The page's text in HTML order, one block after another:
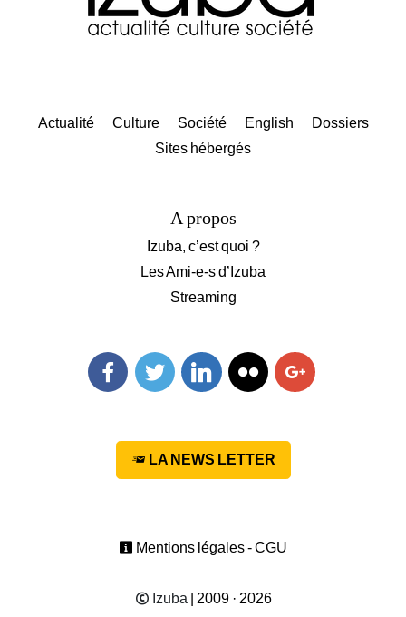
Actualité Culture Société English
Dossiers
Sites hébergés
A propos
Izuba, c’est quoi ?
Les Ami-e-s d’Izuba
Streaming
LA NEWS LETTER
Mentions légales - CGU
Izuba| 2009 · 2026